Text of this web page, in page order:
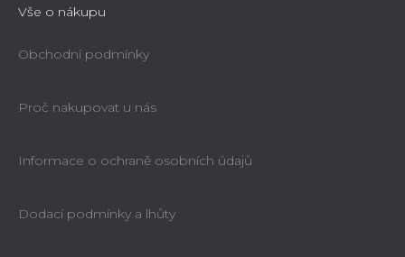
Vše o nákupu
Obchodní podmínky
Proč nakupovat u nás
Informace o ochraně osobních údajů
Dodací podmínky a lhůty